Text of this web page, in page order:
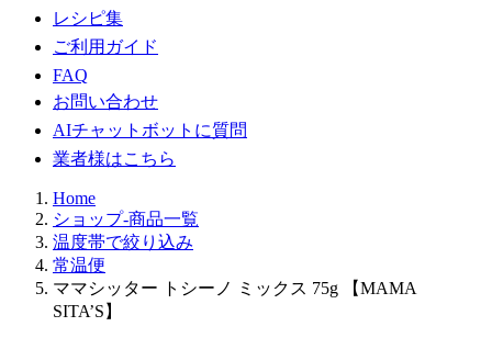
レシピ集
ご利用ガイド
FAQ
お問い合わせ
AIチャットボットに質問
業者様はこちら
Home
ショップ-商品一覧
温度帯で絞り込み
常温便
ママシッター トシーノ ミックス 75g 【MAMA
SITA’S】